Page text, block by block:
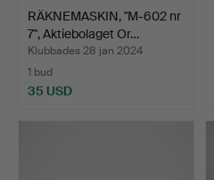
RÄKNEMASKIN, "M-602 nr
7", Aktiebolaget Or…
Klubbades 28 jan 2024
1 bud
35 USD